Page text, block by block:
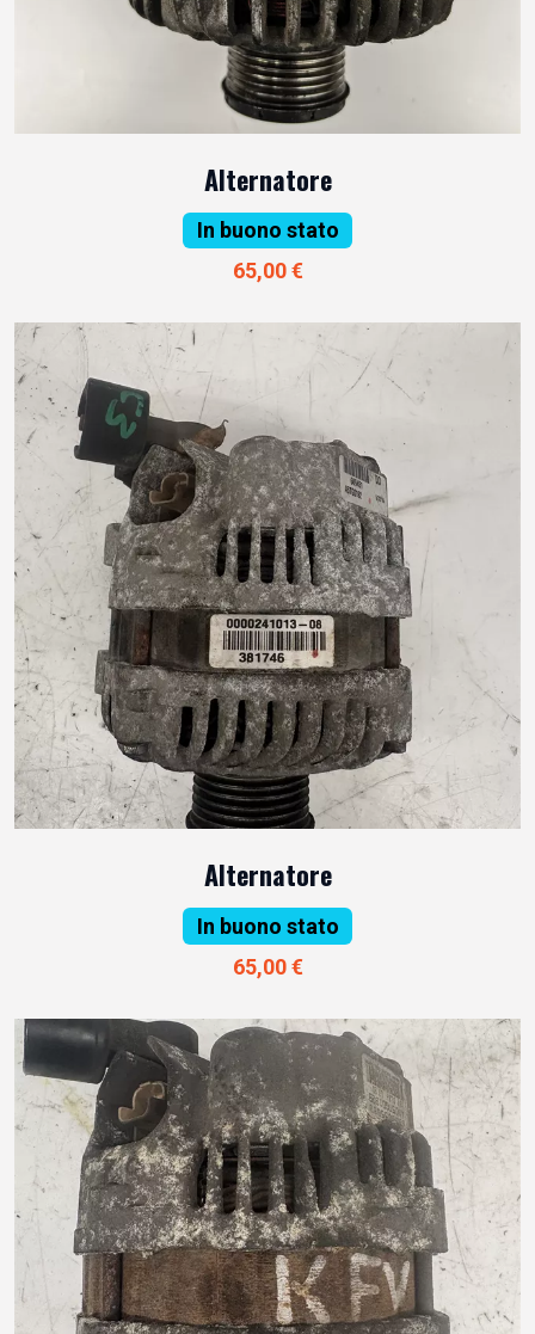
Alternatore
In buono stato
65,00 €
Alternatore
In buono stato
65,00 €